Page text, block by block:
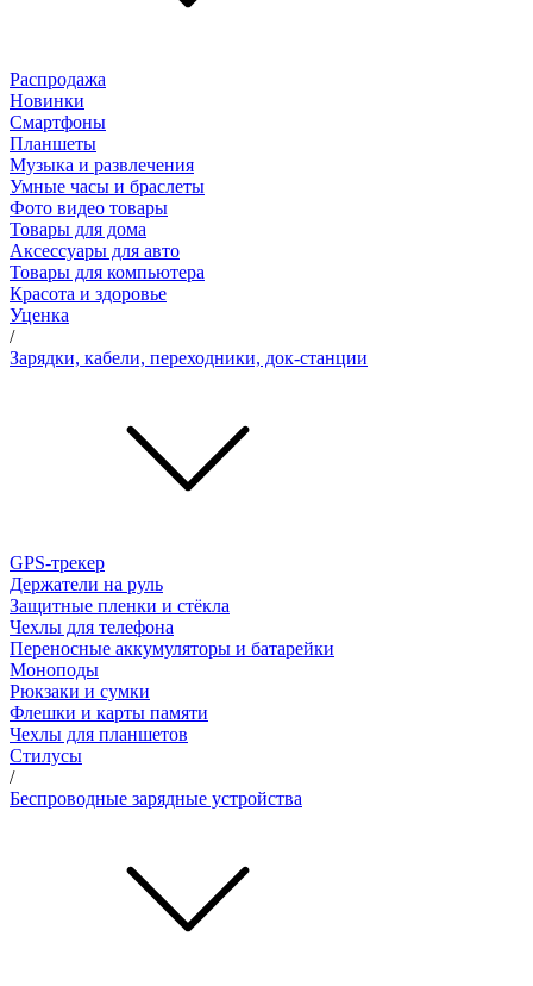
Распродажа
Новинки
Смартфоны
Планшеты
Музыка и развлечения
Умные часы и браслеты
Фото видео товары
Товары для дома
Аксессуары для авто
Товары для компьютера
Красота и здоровье
Уценка
/
Зарядки, кабели, переходники, док-станции
GPS-трекер
Держатели на руль
Защитные пленки и стёкла
Чехлы для телефона
Переносные аккумуляторы и батарейки
Моноподы
Рюкзаки и сумки
Флешки и карты памяти
Чехлы для планшетов
Стилусы
/
Беспроводные зарядные устройства